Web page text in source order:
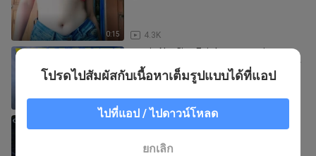
0:15 4.3K
movie Netflix - Exit korean toxic gas
trending movie #BilibiliAniSummerFair
TvScreenRecap
[PS4] God of War: Ragnarok -
Playthrough Part 20
Rai's.gg
โปรดไปสัมผัสกับเนื้อหาเต็มรูปแบบได้ที่แอป
ไปที่แอป / ไปดาวน์โหลด
ยกเลิก